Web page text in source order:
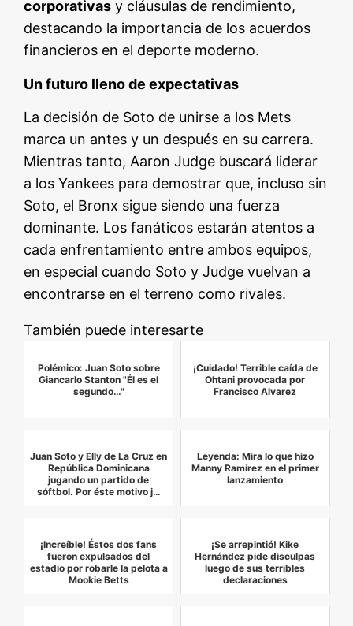
corporativas y cláusulas de rendimiento,
destacando la importancia de los acuerdos
financieros en el deporte moderno.
Un futuro lleno de expectativas
La decisión de Soto de unirse a los Mets
marca un antes y un después en su carrera.
Mientras tanto, Aaron Judge buscará liderar
a los Yankees para demostrar que, incluso sin
Soto, el Bronx sigue siendo una fuerza
dominante. Los fanáticos estarán atentos a
cada enfrentamiento entre ambos equipos,
en especial cuando Soto y Judge vuelvan a
encontrarse en el terreno como rivales.
También puede interesarte
Polémico: Juan Soto sobre
Giancarlo Stanton "Él es el
segundo…"
¡Cuidado! Terrible caída de
Ohtani provocada por
Francisco Alvarez
Juan Soto y Elly de La Cruz en
República Dominicana
jugando un partido de
sóftbol. Por éste motivo j…
Leyenda: Mira lo que hizo
Manny Ramírez en el primer
lanzamiento
¡Increíble! Éstos dos fans
fueron expulsados del
estadio por robarle la pelota a
Mookie Betts
¡Se arrepintió! Kike
Hernández pide disculpas
luego de sus terribles
declaraciones